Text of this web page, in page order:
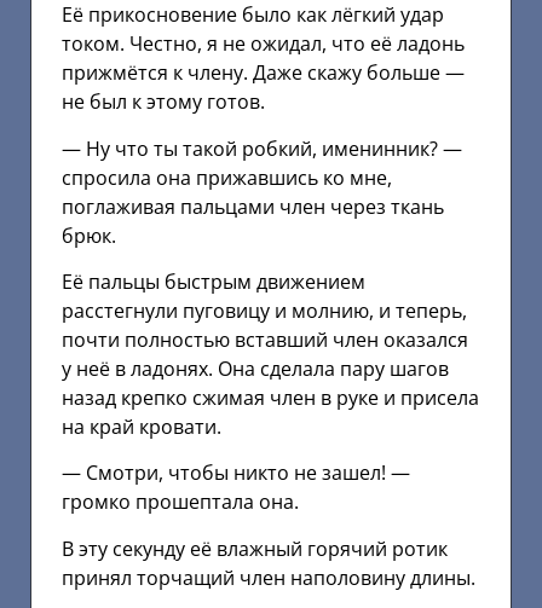
Её прикосновение было как лёгкий удар
током. Честно, я не ожидал, что её ладонь
прижмётся к члену. Даже скажу больше —
не был к этому готов.
— Ну что ты такой робкий, именинник? —
спросила она прижавшись ко мне,
поглаживая пальцами член через ткань
брюк.
Её пальцы быстрым движением
расстегнули пуговицу и молнию, и теперь,
почти полностью вставший член оказался
у неё в ладонях. Она сделала пару шагов
назад крепко сжимая член в руке и присела
на край кровати.
— Смотри, чтобы никто не зашел! —
громко прошептала она.
В эту секунду её влажный горячий ротик
принял торчащий член наполовину длины.